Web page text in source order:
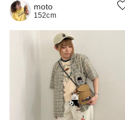
moto
152cm